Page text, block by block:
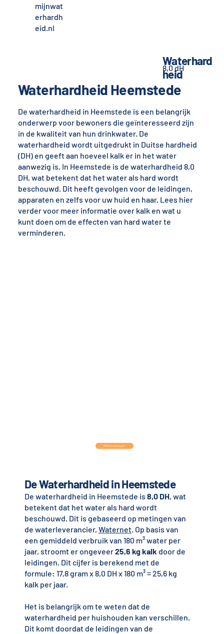
mijnwat
erhardh
eid.nl
Waterhardheid Heemstede
De waterhardheid in Heemstede is een belangrijk
onderwerp voor bewoners die geïnteresseerd zijn
in de kwaliteit van hun drinkwater. De
waterhardheid wordt uitgedrukt in Duitse hardheid
(DH) en geeft aan hoeveel kalk er in het water
aanwezig is. In Heemstede is de waterhardheid 8,0
DH, wat betekent dat het water als hard wordt
beschouwd. Dit heeft gevolgen voor de leidingen,
apparaten en zelfs voor uw huid en haar. Lees hier
verder voor meer informatie over kalk en wat u
kunt doen om de effecten van hard water te
verminderen.
Waterhard
heid
8,0 dH
De Waterhardheid in Heemstede
De waterhardheid in Heemstede is 8,0 DH, wat
betekent dat het water als hard wordt
beschouwd. Dit is gebaseerd op metingen van
de waterleverancier, Waternet. Op basis van
een gemiddeld verbruik van 180 m³ water per
jaar, stroomt er ongeveer25,6 kg kalk door de
leidingen. Dit cijfer is berekend met de
formule: 17,8 gram x 8,0 DH x 180 m³ = 25,6 kg
kalk per jaar.
Het is belangrijk om te weten dat de
waterhardheid per huishouden kan verschillen.
Dit komt doordat de leidingen van de
Offerte aanvragen